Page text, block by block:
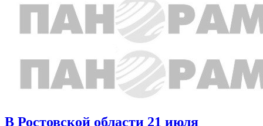
В Ростовской области 21 июля